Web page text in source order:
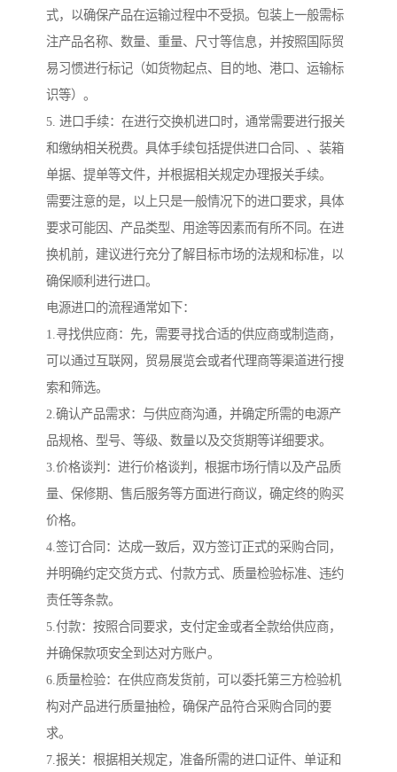
式，以确保产品在运输过程中不受损。包装上一般需标
注产品名称、数量、重量、尺寸等信息，并按照国际贸
易习惯进行标记（如货物起点、目的地、港口、运输标
识等）。
5. 进口手续：在进行交换机进口时，通常需要进行报关
和缴纳相关税费。具体手续包括提供进口合同、、装箱
单据、提单等文件，并根据相关规定办理报关手续。
需要注意的是，以上只是一般情况下的进口要求，具体
要求可能因、产品类型、用途等因素而有所不同。在进
换机前，建议进行充分了解目标市场的法规和标准，以
确保顺利进行进口。
电源进口的流程通常如下：
1.寻找供应商：先，需要寻找合适的供应商或制造商，
可以通过互联网，贸易展览会或者代理商等渠道进行搜
索和筛选。
2.确认产品需求：与供应商沟通，并确定所需的电源产
品规格、型号、等级、数量以及交货期等详细要求。
3.价格谈判：进行价格谈判，根据市场行情以及产品质
量、保修期、售后服务等方面进行商议，确定终的购买
价格。
4.签订合同：达成一致后，双方签订正式的采购合同，
并明确约定交货方式、付款方式、质量检验标准、违约
责任等条款。
5.付款：按照合同要求，支付定金或者全款给供应商，
并确保款项安全到达对方账户。
6.质量检验：在供应商发货前，可以委托第三方检验机
构对产品进行质量抽检，确保产品符合采购合同的要
求。
7.报关：根据相关规定，准备所需的进口证件、单证和